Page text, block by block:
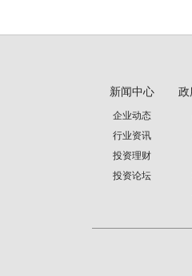
新闻中心
企业动态
行业资讯
投资理财
投资论坛
政